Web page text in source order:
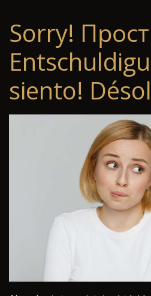
Sorry!
siento!